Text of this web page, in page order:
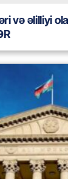
və əlilliyi